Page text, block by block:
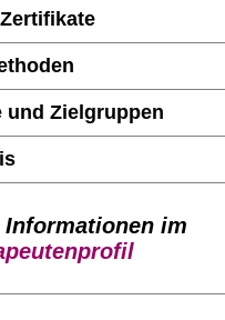
und Zielgruppen
Informationen im